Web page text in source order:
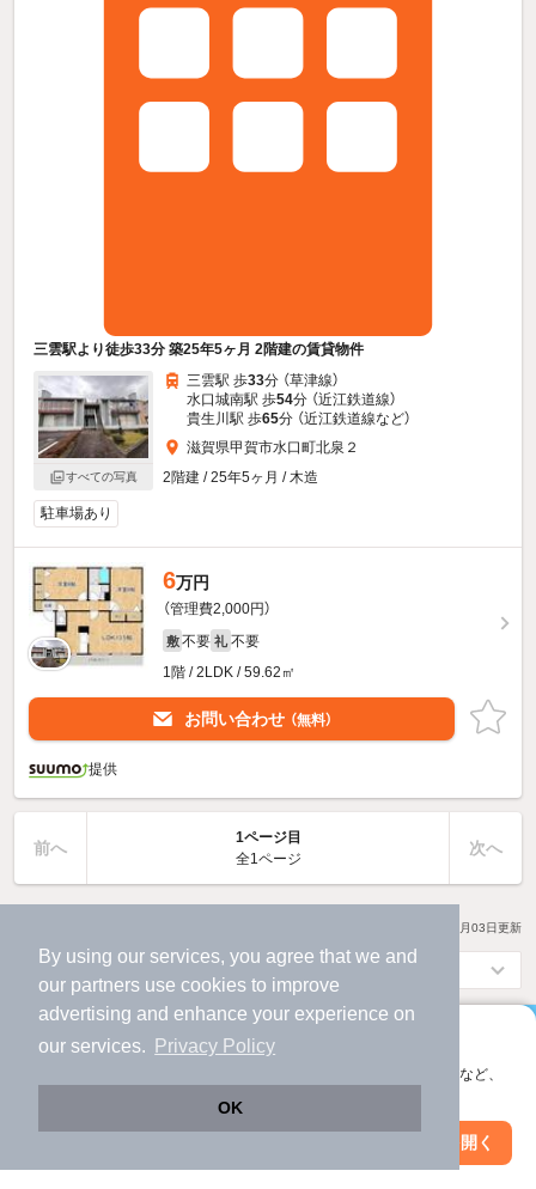
By using our services, you agree that we and
our partners use cookies to improve
advertising and enhance your experience on
our services.
Privacy Policy
OK
アプリに切り替えて、サクサクお部屋探し
会員登録なしですぐ使える。マップ検索やお気に入り保存など、
アプリを開く
三雲駅より徒歩33分 築25年5ヶ月 2階建の賃貸物件
すべての写真
三雲駅 歩33分 （草津線）
水口城南駅 歩54分 （近江鉄道線）
貴生川駅 歩65分 （近江鉄道線など）
滋賀県甲賀市水口町北泉２
2階建 / 25年5ヶ月 / 木造
駐車場あり
6万円
（管理費2,000円）
敷 不要 礼 不要
1階 / 2LDK / 59.62㎡
お問い合わせ （無料）
提供
前へ
1ページ目
全1ページ
次へ
2026年08月03日 更新
アプリなら
ページ移動なしで
物件をサクサク探せる！
絞り込み条件を変更